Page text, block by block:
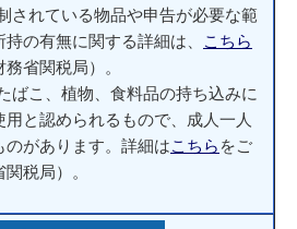
されている物品や申告が必要な範
の有無に関する詳細は、
こちら
省関税局）。
ばこ、植物、食料品の持ち込みに
と認められるもので、成人一人
のがあります。詳細はこちら をご
税局）。